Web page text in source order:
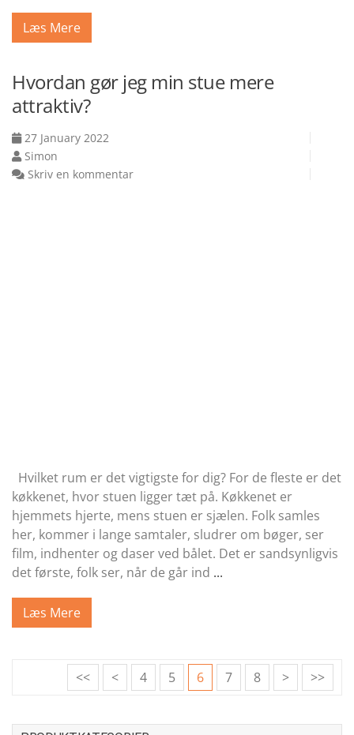
Læs Mere
Hvordan gør jeg min stue mere
attraktiv?
27 January 2022
Simon
Skriv en kommentar
Hvilket rum er det vigtigste for dig? For de fleste er det
køkkenet, hvor stuen ligger tæt på. Køkkenet er
hjemmets hjerte, mens stuen er sjælen. Folk samles
her, kommer i lange samtaler, sludrer om bøger, ser
film, indhenter og daser ved bålet. Det er sandsynligvis
det første, folk ser, når de går ind ...
Læs Mere
<< < 4 5 6 7 8 > >>